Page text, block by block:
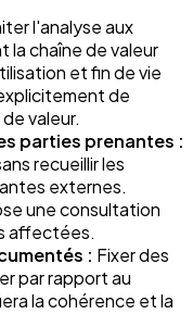
l'analyse aux
la chaîne de valeur
et fin de vie
de
valeur.
parties prenantes :
recueillir les
externes.
une consultation
affectées.
: Fixer des
par rapport au
la cohérence et la